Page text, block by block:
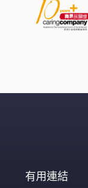
有用連結